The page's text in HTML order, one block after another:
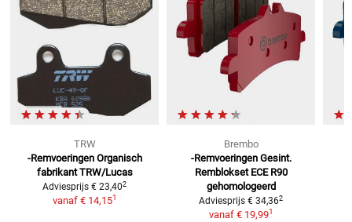
TRW
-Remvoeringen Organisch
fabrikant TRW/Lucas
Adviesprijs € 23,402
vanaf € 14,151
Brembo
-Remvoeringen Gesint.
Remblokset ECE R90
gehomologeerd
Adviesprijs € 34,362
vanaf € 19,991